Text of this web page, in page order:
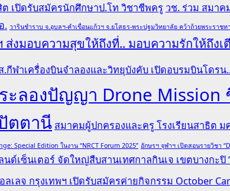
ต เปิดรับสมัครนักศึกษาป.โท วิชาชีพครู วช. ร่วม สมาค
. วารินชำราบ จ.อุบลฯ-คำเขื่อนแก้วฯ จ.ยโสธร-พระปฐมวิทยาลัย คว้าถ้วยพระราช
ส่งมอบความสุขให้ถึงที่.. มอบความรักให้ถึงเ
.กีฬาเครื่องบินจำลองและวิทยุบังคับ เปิดอบรมบินโดรน
ลองปัญญา Drone Mission
ตตานี สมาคมผู้ปกครองและครู โรงเรียนสาธิต
Special Edition ในงาน “NRCT Forum 2025” อักษรฯ จุฬาฯ เปิดสอนรายวิชา
นด์เซ็นเตอร์ จัดใหญ่สืบสานเทศกาลกินเจ เขตบางกะปิ
เลจ กรุงเทพฯ เปิดรับสมัครค่ายกิจกรรม October